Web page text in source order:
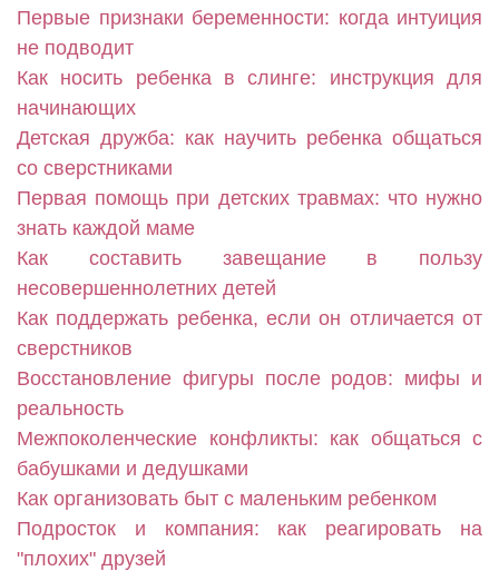
Первые признаки беременности: когда интуиция
не подводит
Как носить ребенка в слинге: инструкция для
начинающих
Детская дружба: как научить ребенка общаться
со сверстниками
Первая помощь при детских травмах: что нужно
знать каждой маме
Как составить завещание в пользу
несовершеннолетних детей
Как поддержать ребенка, если он отличается от
сверстников
Восстановление фигуры после родов: мифы и
реальность
Межпоколенческие конфликты: как общаться с
бабушками и дедушками
Как организовать быт с маленьким ребенком
Подросток и компания: как реагировать на
"плохих" друзей